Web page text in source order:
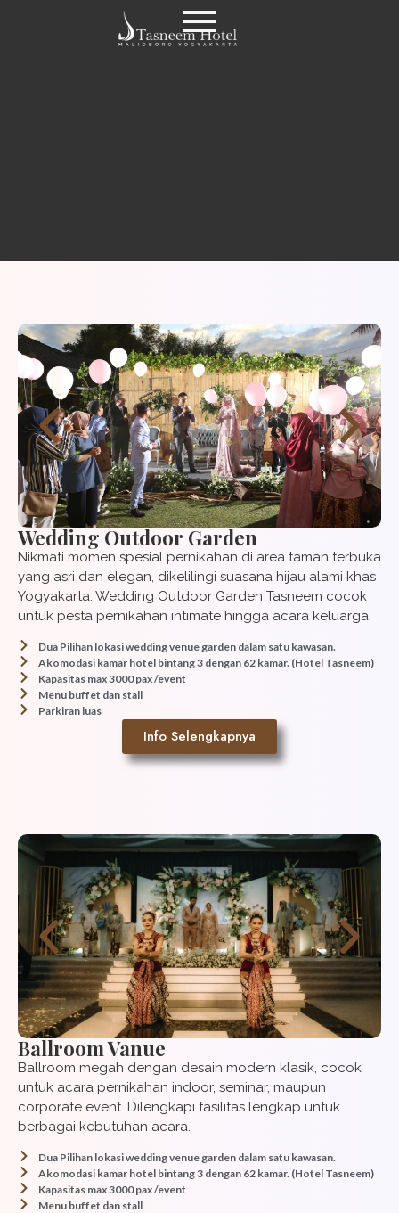
Wedding Outdoor Garden
Nikmati momen spesial pernikahan di area taman terbuka
yang asri dan elegan, dikelilingi suasana hijau alami khas
Yogyakarta. Wedding Outdoor Garden Tasneem cocok
untuk pesta pernikahan intimate hingga acara keluarga.
Dua Pilihan lokasi wedding venue garden dalam satu kawasan.
Akomodasi kamar hotel bintang 3 dengan 62 kamar. (Hotel Tasneem)
Kapasitas max 3000 pax /event
Menu buffet dan stall
Parkiran luas
Info Selengkapnya
Ballroom Vanue
Ballroom megah dengan desain modern klasik, cocok
untuk acara pernikahan indoor, seminar, maupun
corporate event. Dilengkapi fasilitas lengkap untuk
berbagai kebutuhan acara.
Dua Pilihan lokasi wedding venue garden dalam satu kawasan.
Akomodasi kamar hotel bintang 3 dengan 62 kamar. (Hotel Tasneem)
Kapasitas max 3000 pax /event
Menu buffet dan stall